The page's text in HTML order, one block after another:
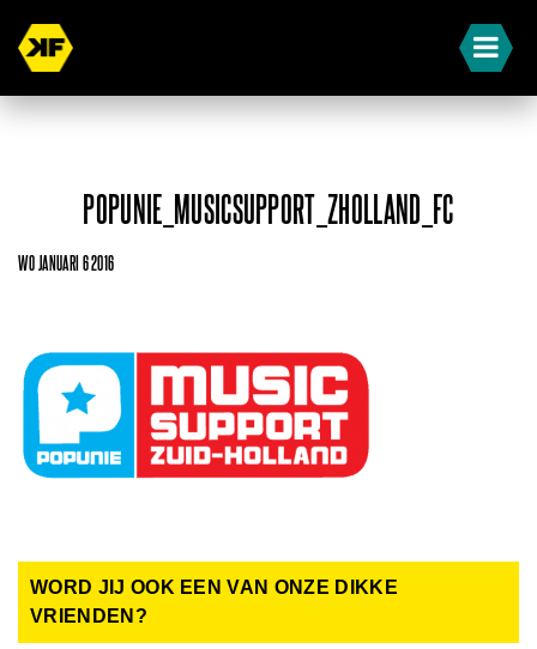
POPUNIE_MUSICSUPPORT_ZHOLLAND_FC
WO JANUARI 6 2016
WORD JIJ OOK EEN VAN ONZE DIKKE
VRIENDEN?